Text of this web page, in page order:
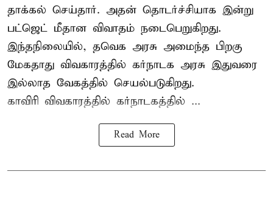
தாக்கல் செய்தார். அதன் தொடர்ச்சியாக இன்று
பட்ஜெட் மீதான விவாதம் நடைபெறுகிறது.
இந்தநிலையில், தவெக அரசு அமைந்த பிறகு
மேகதாது விவகாரத்தில் கர்நாடக அரசு இதுவரை
இல்லாத வேகத்தில் செயல்படுகிறது.
காவிரி விவகாரத்தில் கர்நாடகத்தில் ...
Read More